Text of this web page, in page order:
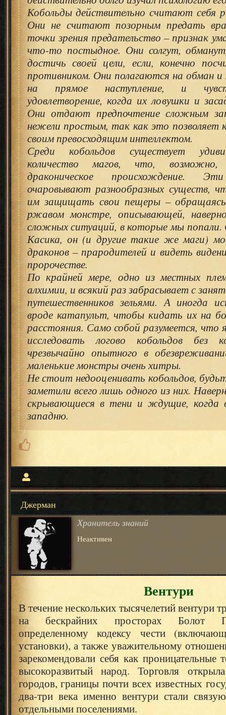
Кобольды действительно считают себя
Они не считают позорным предать
точки зрения предательство – признак
что-то постыдное. Они солгут,
достичь своей цели, если, конечно
противником. Они полагаются на обман
на прямое наступление, и
удовлетворение, когда их ловушки и
Они отдают предпочтение сложным
нежели простым, так как это позволяет
своим превосходящим интеллектом.
Среди кобольдов существует
количество магов, что,
драконическое происхождение.
очаровывают разнообразных существ,
им защищать свои пещеры –
ржавом монстре, описывающей,
сложных ситуаций, в которые мы попали.
Касика, он (и другие такие же маги)
драконов – прародителей и видеть
пророчестве.
По крайней мере, одно из местных
алхимии, и всякий раз забрасывает с
путешественников зельями. А иногда
вроде катапульт, чтобы кидать их на
расстояния. Само собой разумеется, что
исследовать логово кобольдов без
чрезвычайно опытного в
маленькие монстры очень хитры.
Не стоит недооценивать кобольдов,
заметили всего лишь одного из них.
скрывающиеся в тени и ждущие, когда
западню.
Джерман
Хранитель знаний
Неактивен
Вентури
В течение нескольких тысячелетий вентури
на бескрайних просторах Болот
определенному кодексу чести
установки), а также уважительному
зарекомендовали себя как проницательные
высокоразвитый народ. Торговля
городов, границы почти всех известных
два-три века именно вентури стали
отдельными поселениями.